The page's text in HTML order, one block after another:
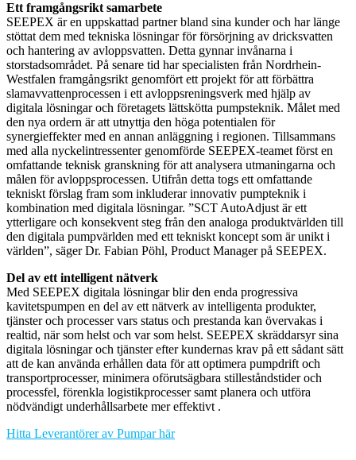
Ett framgångsrikt samarbete
SEEPEX är en uppskattad partner bland sina kunder och har länge
stöttat dem med tekniska lösningar för försörjning av dricksvatten
och hantering av avloppsvatten. Detta gynnar invånarna i
storstadsområdet. På senare tid har specialisten från Nordrhein-
Westfalen framgångsrikt genomfört ett projekt för att förbättra
slamavvattenprocessen i ett avloppsreningsverk med hjälp av
digitala lösningar och företagets lättskötta pumpsteknik. Målet med
den nya ordern är att utnyttja den höga potentialen för
synergieffekter med en annan anläggning i regionen. Tillsammans
med alla nyckelintressenter genomförde SEEPEX-teamet först en
omfattande teknisk granskning för att analysera utmaningarna och
målen för avloppsprocessen. Utifrån detta togs ett omfattande
tekniskt förslag fram som inkluderar innovativ pumpteknik i
kombination med digitala lösningar. ”SCT AutoAdjust är ett
ytterligare och konsekvent steg från den analoga produktvärlden till
den digitala pumpvärlden med ett tekniskt koncept som är unikt i
världen”, säger Dr. Fabian Pöhl, Product Manager på SEEPEX.
Del av ett intelligent nätverk
Med SEEPEX digitala lösningar blir den enda progressiva
kavitetspumpen en del av ett nätverk av intelligenta produkter,
tjänster och processer vars status och prestanda kan övervakas i
realtid, när som helst och var som helst. SEEPEX skräddarsyr sina
digitala lösningar och tjänster efter kundernas krav på ett sådant sätt
att de kan använda erhållen data för att optimera pumpdrift och
transportprocesser, minimera oförutsägbara stilleståndstider och
processfel, förenkla logistikprocesser samt planera och utföra
nödvändigt underhållsarbete mer effektivt .
Hitta Leverantörer av Pumpar här